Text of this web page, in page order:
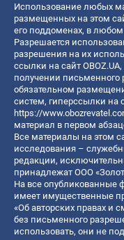
Использование любых
размещенных на этом
его поддоменах, в
Разрешается
разрешения на их
ссылки на сайт
получении письменного
обязательном
систем, гиперссылки на
https://
материал в первом
Все материалы на этом
исследования –
редакции,
принадлежат ООО
На все опубликованные
имеет имущественные
«Об авторских правах и
без письменного
использовать, они не